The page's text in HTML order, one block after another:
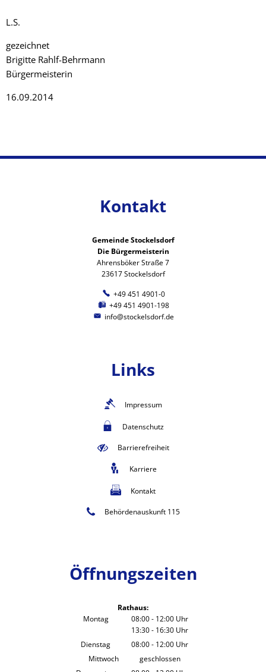
L.S.
gezeichnet
Brigitte Rahlf-Behrmann
Bürgermeisterin
16.09.2014
Kontakt
Gemeinde Stockelsdorf
Die Bürgermeisterin
Ahrensböker Straße 7
23617 Stockelsdorf
+49 451 4901-0
+49 451 4901-198
info@stockelsdorf.de
Links
Impressum
Datenschutz
Barrierefreiheit
Karriere
Kontakt
Behördenauskunft 115
Öffnungszeiten
Rathaus:
Montag
08:00- 12:00 Uhr
Von 08:00 bis 12:00 Uhr
13:30- 16:30 Uhr
Von 13:30 bis 16:30 Uhr
Dienstag 08:00- 12:00 Uhr
Von 08:00 bis 12:00 Uhr
Mittwoch
geschlossen